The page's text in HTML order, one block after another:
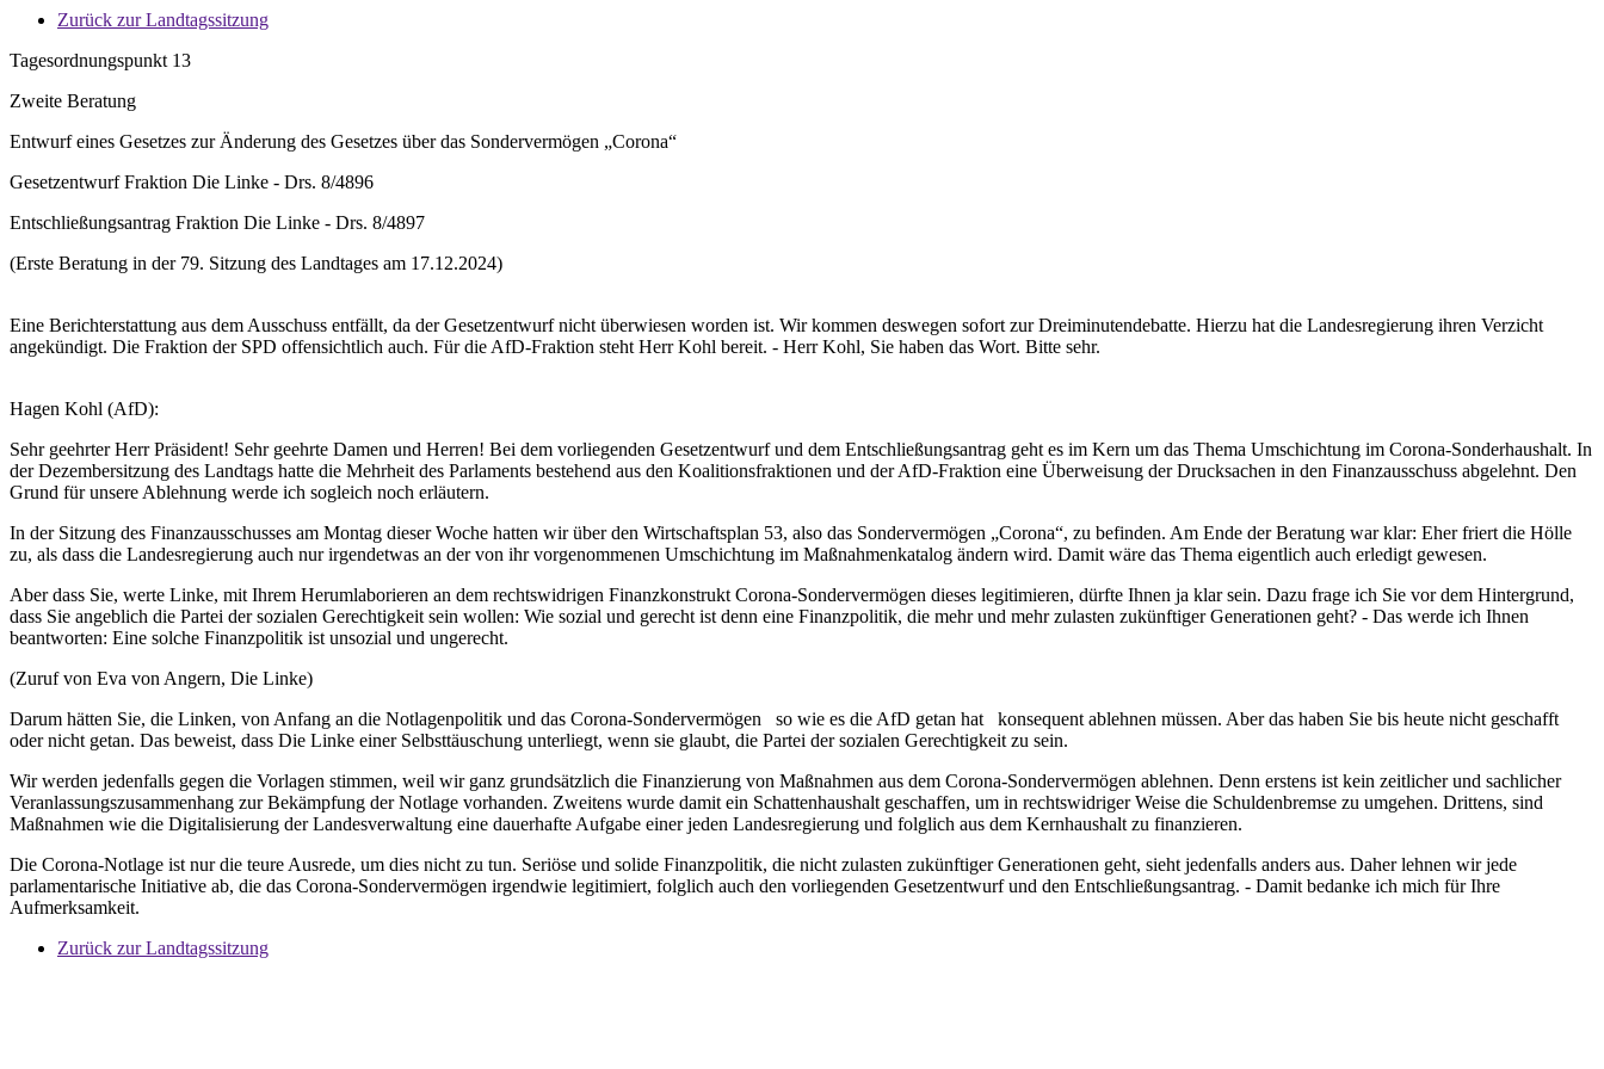
Zurück zur Landtagssitzung
Tagesordnungspunkt 13
Zweite Beratung
Entwurf eines Gesetzes zur Änderung des Gesetzes über das Sondervermögen „Corona“
Gesetzentwurf Fraktion Die Linke - Drs. 8/4896
Entschließungsantrag Fraktion Die Linke - Drs. 8/4897
(Erste Beratung in der 79. Sitzung des Landtages am 17.12.2024)
Eine Berichterstattung aus dem Ausschuss entfällt, da der Gesetzentwurf nicht überwiesen worden ist. Wir kommen deswegen sofort zur Dreiminutendebatte. Hierzu hat die Landesregierung ihren Verzicht
angekündigt. Die Fraktion der SPD offensichtlich auch. Für die AfD-Fraktion steht Herr Kohl bereit. - Herr Kohl, Sie haben das Wort. Bitte sehr.
Hagen Kohl (AfD):
Sehr geehrter Herr Präsident! Sehr geehrte Damen und Herren! Bei dem vorliegenden Gesetzentwurf und dem Entschließungsantrag geht es im Kern um das Thema Umschichtung im Corona-Sonderhaushalt. In
der Dezembersitzung des Landtags hatte die Mehrheit des Parlaments bestehend aus den Koalitionsfraktionen und der AfD-Fraktion eine Überweisung der Drucksachen in den Finanzausschuss abgelehnt. Den
Grund für unsere Ablehnung werde ich sogleich noch erläutern.
In der Sitzung des Finanzausschusses am Montag dieser Woche hatten wir über den Wirtschaftsplan 53, also das Sondervermögen „Corona“, zu befinden. Am Ende der Beratung war klar: Eher friert die Hölle
zu, als dass die Landesregierung auch nur irgendetwas an der von ihr vorgenommenen Umschichtung im Maßnahmenkatalog ändern wird. Damit wäre das Thema eigentlich auch erledigt gewesen.
Aber dass Sie, werte Linke, mit Ihrem Herumlaborieren an dem rechtswidrigen Finanzkonstrukt Corona-Sondervermögen dieses legitimieren, dürfte Ihnen ja klar sein. Dazu frage ich Sie vor dem Hintergrund,
dass Sie angeblich die Partei der sozialen Gerechtigkeit sein wollen: Wie sozial und gerecht ist denn eine Finanzpolitik, die mehr und mehr zulasten zukünftiger Generationen geht? - Das werde ich Ihnen
beantworten: Eine solche Finanzpolitik ist unsozial und ungerecht.
(Zuruf von Eva von Angern, Die Linke)
Darum hätten Sie, die Linken, von Anfang an die Notlagenpolitik und das Corona-Sondervermögen so wie es die AfD getan hat konsequent ablehnen müssen. Aber das haben Sie bis heute nicht geschafft
oder nicht getan. Das beweist, dass Die Linke einer Selbsttäuschung unterliegt, wenn sie glaubt, die Partei der sozialen Gerechtigkeit zu sein.
Wir werden jedenfalls gegen die Vorlagen stimmen, weil wir ganz grundsätzlich die Finanzierung von Maßnahmen aus dem Corona-Sondervermögen ablehnen. Denn erstens ist kein zeitlicher und sachlicher
Veranlassungszusammenhang zur Bekämpfung der Notlage vorhanden. Zweitens wurde damit ein Schattenhaushalt geschaffen, um in rechtswidriger Weise die Schuldenbremse zu umgehen. Drittens, sind
Maßnahmen wie die Digitalisierung der Landesverwaltung eine dauerhafte Aufgabe einer jeden Landesregierung und folglich aus dem Kernhaushalt zu finanzieren.
Die Corona-Notlage ist nur die teure Ausrede, um dies nicht zu tun. Seriöse und solide Finanzpolitik, die nicht zulasten zukünftiger Generationen geht, sieht jedenfalls anders aus. Daher lehnen wir jede
parlamentarische Initiative ab, die das Corona-Sondervermögen irgendwie legitimiert, folglich auch den vorliegenden Gesetzentwurf und den Entschließungsantrag. - Damit bedanke ich mich für Ihre
Aufmerksamkeit.
Zurück zur Landtagssitzung